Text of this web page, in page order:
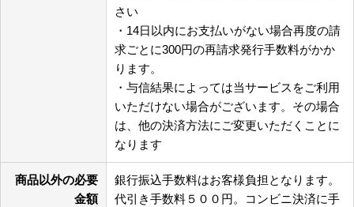
さい
・14日以内にお支払いがない場合再度の請
求ごとに300円の再請求発行手数料がかか
ります。
・与信結果によっては当サービスをご利用
いただけない場合がございます。その場合
は、他の決済方法にご変更いただくことに
なります
商品以外の必要
金額
銀行振込手数料はお客様負担となります。
代引き手数料５００円。コンビニ決済に手